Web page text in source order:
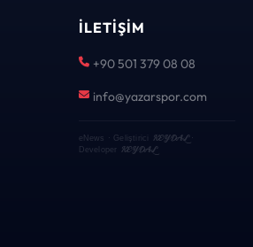
İLETIŞIM
+90 501 379 08 08
info@yazarspor.com
eNews · Geliştirici KEYDAL·
Developer KEYDAL